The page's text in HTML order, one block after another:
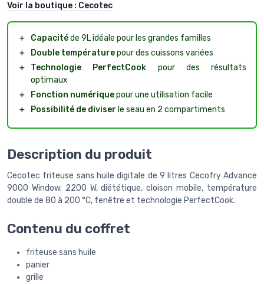
Voir la boutique : Cecotec
＋ Capacitéde 9L idéale pour les grandes familles
＋
Double températurepour des cuissons variées
＋
Technologie PerfectCook pour des résultats
optimaux
＋
Fonction numériquepour une utilisation facile
＋
Possibilité de diviser le seau en 2 compartiments
Description du produit
Cecotec friteuse sans huile digitale de 9 litres Cecofry Advance
9000 Window. 2200 W, diététique, cloison mobile, température
double de 80 à 200 °C, fenêtre et technologie PerfectCook.
Contenu du coffret
friteuse sans huile
panier
grille